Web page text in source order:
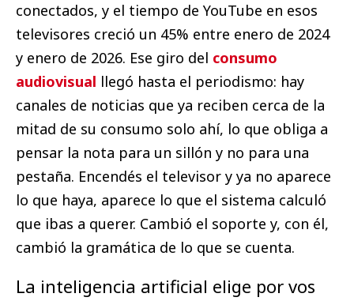
conectados, y el tiempo de YouTube en esos
televisores creció un 45% entre enero de 2024
y enero de 2026. Ese giro del consumo
audiovisual llegó hasta el periodismo: hay
canales de noticias que ya reciben cerca de la
mitad de su consumo solo ahí, lo que obliga a
pensar la nota para un sillón y no para una
pestaña. Encendés el televisor y ya no aparece
lo que haya, aparece lo que el sistema calculó
que ibas a querer. Cambió el soporte y, con él,
cambió la gramática de lo que se cuenta.
La inteligencia artificial elige por vos